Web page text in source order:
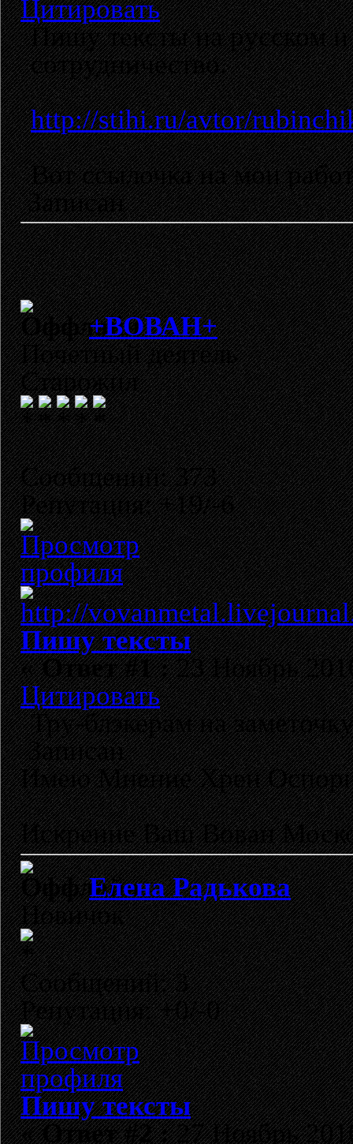
Цитировать
Пишу тексты на русском
сотрудничество.
http://stihi.ru/avtor/
Вот ссылочка на мои
Записан
+ВОВАН+
Почетный деятель
Старожил
Сообщений: 373
Репутация: +19/-6
Пишу тексты
«Ответ #1 :23 Ноябрь
Цитировать
Тру-блэкерам на
Записан
Имею Мнение Хрен
Искренне Ваш Вован
Елена Радькова
Новичок
Сообщений: 3
Репутация: +0/-0
Пишу тексты
«Ответ #2 :27 Ноябрь